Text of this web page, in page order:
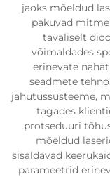
jaoks mõeldud
pakuvad
tavaliselt
võimaldades
erinevate
seadmete
jahutussüsteeme,
tagades
protseduuri
mõeldud
sisaldavad
parameetrid